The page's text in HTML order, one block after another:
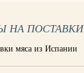
НА
мяса из Испании